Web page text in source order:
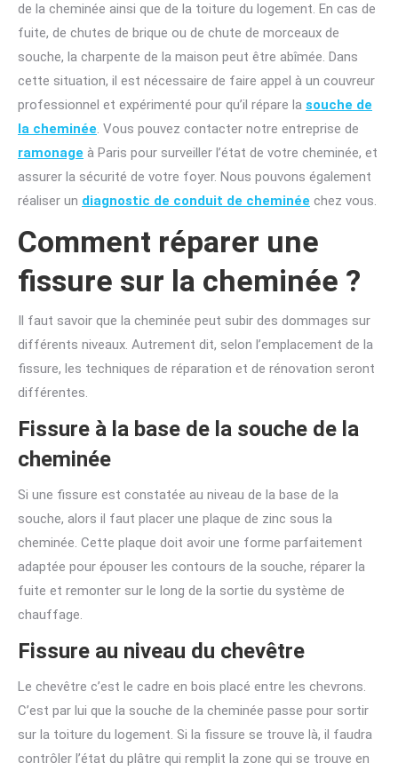
de la cheminée ainsi que de la toiture du logement. En cas de
fuite, de chutes de brique ou de chute de morceaux de
souche, la charpente de la maison peut être abîmée. Dans
cette situation, il est nécessaire de faire appel à un couvreur
professionnel et expérimenté pour qu’il répare la souche de
la cheminée. Vous pouvez contacter notre entreprise de
ramonage à Paris pour surveiller l’état de votre cheminée, et
assurer la sécurité de votre foyer. Nous pouvons également
réaliser un diagnostic de conduit de cheminée chez vous.
Comment réparer une
fissure sur la cheminée ?
Il faut savoir que la cheminée peut subir des dommages sur
différents niveaux. Autrement dit, selon l’emplacement de la
fissure, les techniques de réparation et de rénovation seront
différentes.
Fissure à la base de la souche de la
cheminée
Si une fissure est constatée au niveau de la base de la
souche, alors il faut placer une plaque de zinc sous la
cheminée. Cette plaque doit avoir une forme parfaitement
adaptée pour épouser les contours de la souche, réparer la
fuite et remonter sur le long de la sortie du système de
chauffage.
Fissure au niveau du chevêtre
Le chevêtre c’est le cadre en bois placé entre les chevrons.
C’est par lui que la souche de la cheminée passe pour sortir
sur la toiture du logement. Si la fissure se trouve là, il faudra
contrôler l’état du plâtre qui remplit la zone qui se trouve en